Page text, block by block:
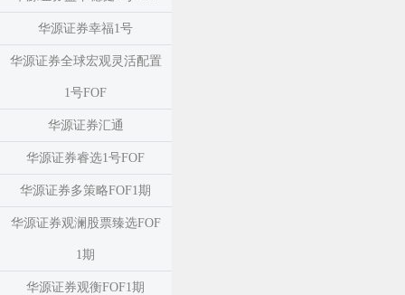
华源证券幸福1号
华源证券全球宏观灵活配置
1号FOF
华源证券汇通
华源证券睿选1号FOF
华源证券多策略FOF1期
华源证券观澜股票臻选FOF
1期
华源证券观衡FOF1期